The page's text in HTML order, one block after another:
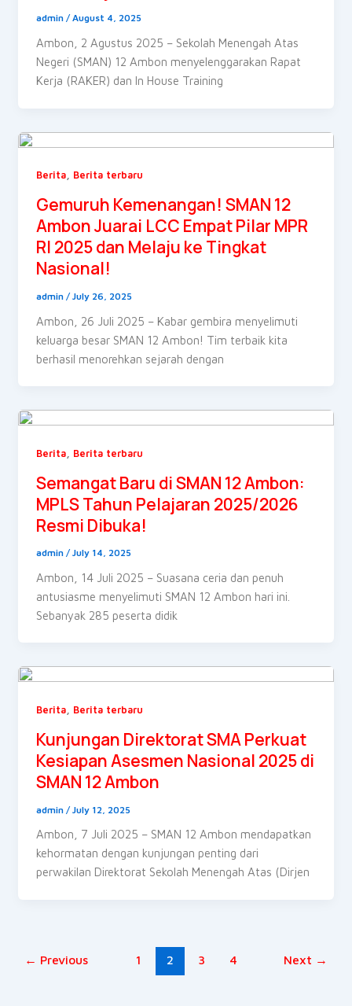
admin /August 4, 2025
Ambon, 2 Agustus 2025 – Sekolah Menengah Atas
Negeri (SMAN) 12 Ambon menyelenggarakan Rapat
Kerja (RAKER) dan In House Training
Berita, Berita terbaru
Gemuruh Kemenangan! SMAN 12
Ambon Juarai LCC Empat Pilar MPR
RI 2025 dan Melaju ke Tingkat
Nasional!
admin /July 26, 2025
Ambon, 26 Juli 2025 – Kabar gembira menyelimuti
keluarga besar SMAN 12 Ambon! Tim terbaik kita
berhasil menorehkan sejarah dengan
Berita, Berita terbaru
Semangat Baru di SMAN 12 Ambon:
MPLS Tahun Pelajaran 2025/2026
Resmi Dibuka!
admin /July 14, 2025
Ambon, 14 Juli 2025 – Suasana ceria dan penuh
antusiasme menyelimuti SMAN 12 Ambon hari ini.
Sebanyak 285 peserta didik
Berita, Berita terbaru
Kunjungan Direktorat SMA Perkuat
Kesiapan Asesmen Nasional 2025 di
SMAN 12 Ambon
admin / July 12, 2025
Ambon, 7 Juli 2025 – SMAN 12 Ambon mendapatkan
kehormatan dengan kunjungan penting dari
perwakilan Direktorat Sekolah Menengah Atas (Dirjen
← Previous 1 2 3 4 Next →